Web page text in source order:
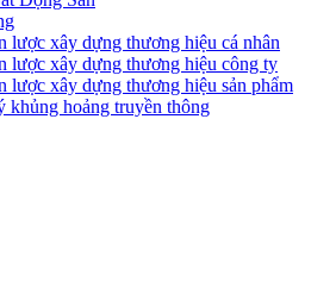
lược xây dựng thương hiệu cá nhân
lược xây dựng thương hiệu công ty
lược xây dựng thương hiệu sản phẩm
khủng hoảng truyền thông